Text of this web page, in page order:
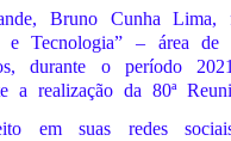
Bruno Cunha Lima,
e Tecnologia” – área
durante o período
a realização da 80ª
em suas redes